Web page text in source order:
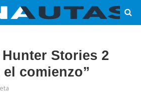
Stories 2
comienzo”